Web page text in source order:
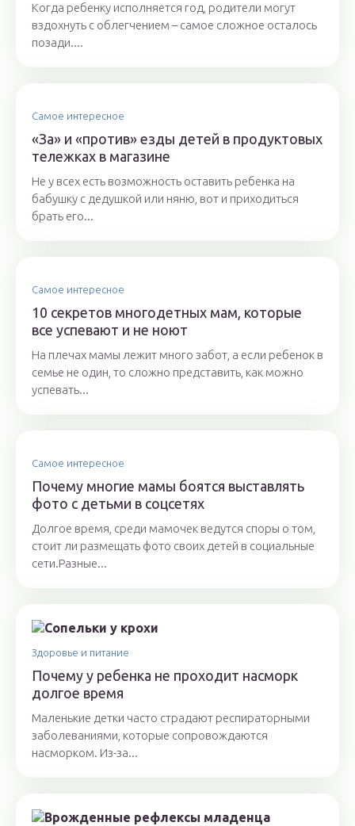
Когда ребенку исполняется год, родители могут
вздохнуть с облегчением – самое сложное осталось
позади....
Самое интересное
«За» и «против» езды детей в продуктовых
тележках в магазине
Не у всех есть возможность оставить ребенка на
бабушку с дедушкой или няню, вот и приходиться
брать его...
Самое интересное
10 секретов многодетных мам, которые
все успевают и не ноют
На плечах мамы лежит много забот, а если ребенок в
семье не один, то сложно представить, как можно
успевать...
Самое интересное
Почему многие мамы боятся выставлять
фото с детьми в соцсетях
Долгое время, среди мамочек ведутся споры о том,
стоит ли размещать фото своих детей в социальные
сети.Разные...
Здоровье и питание
Почему у ребенка не проходит насморк
долгое время
Маленькие детки часто страдают респираторными
заболеваниями, которые сопровождаются
насморком. Из-за...